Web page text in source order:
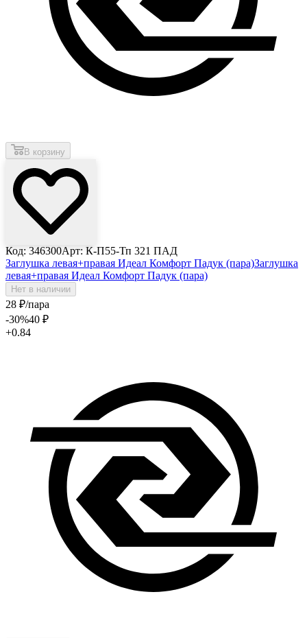
В корзину
Код: 346300Арт: К-П55-Тп 321 ПАД
Заглушка левая+правая Идеал Комфорт Падук (пара)Заглушка
левая+правая Идеал Комфорт Падук (пара)
Нет в наличии
28 ₽/пара
-30%40 ₽
+0.84